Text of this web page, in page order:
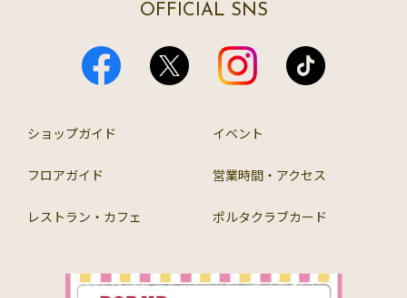
OFFICIAL SNS
ショップガイド イベント
フロアガイド 営業時間・アクセス
レストラン・カフェ ポルタクラブカード